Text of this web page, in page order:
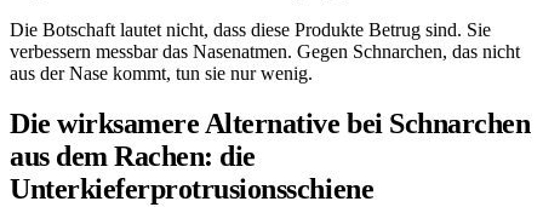
Die Botschaft lautet nicht, dass diese Produkte Betrug sind. Sie
verbessern messbar das Nasenatmen. Gegen Schnarchen, das nicht
aus der Nase kommt, tun sie nur wenig.
Die wirksamere Alternative bei Schnarchen
aus dem Rachen: die
Unterkieferprotrusionsschiene